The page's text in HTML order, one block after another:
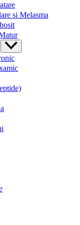
si Melasma
Menu
Toggle